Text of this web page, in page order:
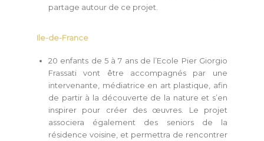
partage autour de ce projet.
Ile-de-France
20 enfants de 5 à 7 ans de l’Ecole Pier Giorgio
Frassati vont être accompagnés par une
intervenante, médiatrice en art plastique, afin
de partir à la découverte de la nature et s’en
inspirer pour créer des œuvres. Le projet
associera également des seniors de la
résidence voisine, et permettra de rencontrer